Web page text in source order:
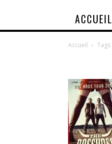
ACCUEIL
Accueil Tags